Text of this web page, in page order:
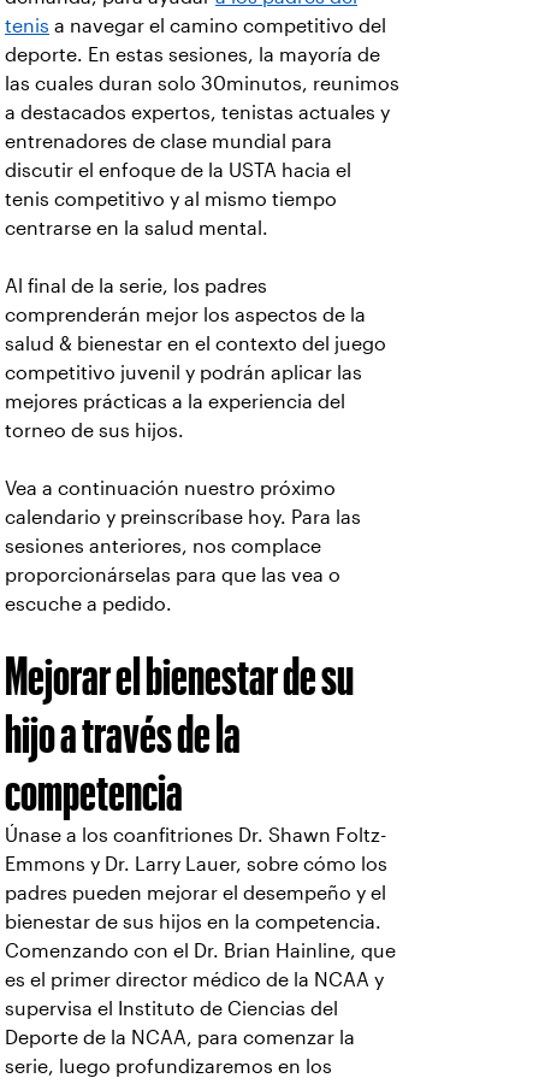
tenis a navegar el camino competitivo del
deporte. En estas sesiones, la mayoría de
las cuales duran solo 30minutos, reunimos
a destacados expertos, tenistas actuales y
entrenadores de clase mundial para
discutir el enfoque de la USTA hacia el
tenis competitivo y al mismo tiempo
centrarse en la salud mental.
Al final de la serie, los padres
comprenderán mejor los aspectos de la
salud & bienestar en el contexto del juego
competitivo juvenil y podrán aplicar las
mejores prácticas a la experiencia del
torneo de sus hijos.
Vea a continuación nuestro próximo
calendario y preinscríbase hoy. Para las
sesiones anteriores, nos complace
proporcionárselas para que las vea o
escuche a pedido.
Mejorar el bienestar de su
hijo a través de la
competencia
Únase a los coanfitriones Dr. Shawn Foltz-
Emmons y Dr. Larry Lauer, sobre cómo los
padres pueden mejorar el desempeño y el
bienestar de sus hijos en la competencia.
Comenzando con el Dr. Brian Hainline, que
es el primer director médico de la NCAA y
supervisa el Instituto de Ciencias del
Deporte de la NCAA, para comenzar la
serie, luego profundizaremos en los